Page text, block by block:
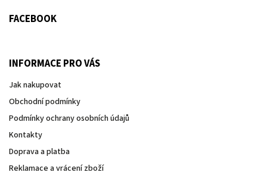
FACEBOOK
INFORMACE PRO VÁS
Jak nakupovat
Obchodní podmínky
Podmínky ochrany osobních údajů
Kontakty
Doprava a platba
Reklamace a vrácení zboží